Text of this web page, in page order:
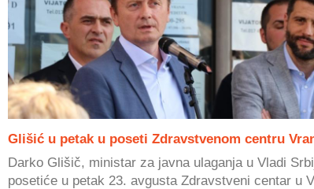
Glišić u petak u poseti Zdravstvenom centru
Darko Glišič, ministar za javna ulaganja u Vladi
posetiće u petak 23. avgusta Zdravstveni centar u